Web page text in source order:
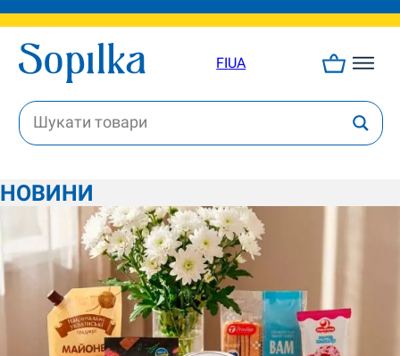
FIUA
НОВИНИ